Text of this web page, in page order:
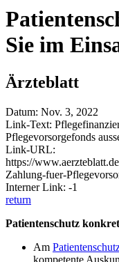
Sie im
Ärzteblatt
Datum: Nov. 3, 2022
Link-Text:
Pflegevorsorgefonds
Link-URL:
https://
Zahlung-fuer-
Interner Link: -1
return
Patientenschutz konkret
Am
kompetente